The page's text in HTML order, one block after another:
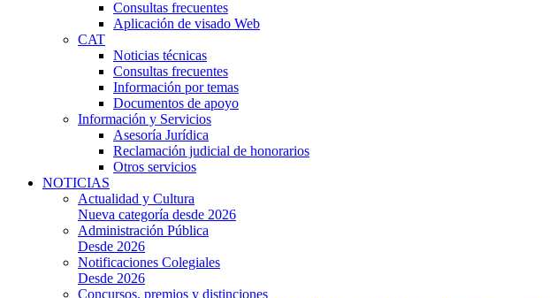
Consultas frecuentes
Aplicación de visado Web
CAT
Noticias técnicas
Consultas frecuentes
Información por temas
Documentos de apoyo
Información y Servicios
Asesoría Jurídica
Reclamación judicial de honorarios
Otros servicios
NOTICIAS
Actualidad y Cultura
Nueva categoría desde 2026
Administración Pública
Desde 2026
Notificaciones Colegiales
Desde 2026
Concursos, premios y distinciones